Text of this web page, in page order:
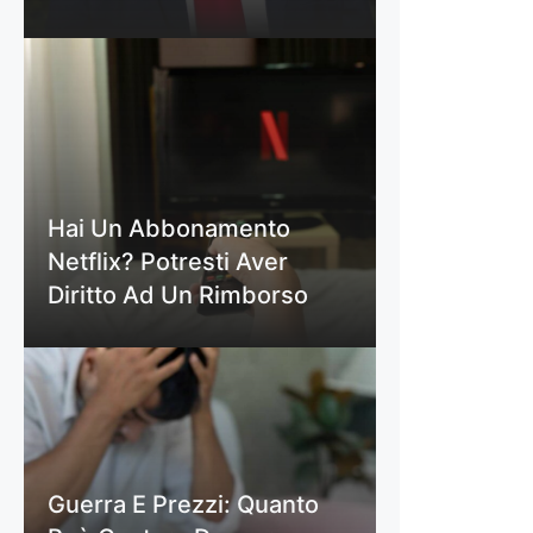
Hai Un Abbonamento
Netflix? Potresti Aver
Diritto Ad Un Rimborso
Guerra E Prezzi: Quanto